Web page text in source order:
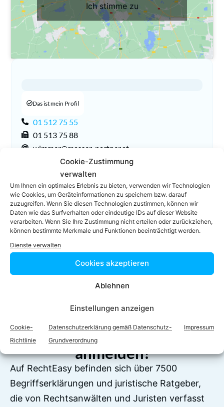
Cookie-Zustimmung
verwalten
Um Ihnen ein optimales Erlebnis zu bieten, verwenden wir Technologien
wie Cookies, um Geräteinformationen zu speichern bzw. darauf
zuzugreifen. Wenn Sie diesen Technologien zustimmen, können wir
Daten wie das Surfverhalten oder eindeutige IDs auf dieser Website
verarbeiten. Wenn Sie Ihre Zustimmung nicht erteilen oder zurückziehen,
können bestimmte Merkmale und Funktionen beeinträchtigt werden.
Dienste verwalten
Cookies akzeptieren
Ablehnen
Einstellungen anzeigen
Cookie-
Richtlinie
Datenschutzerklärung gemäß Datenschutz-
Grundverordnung
Impressum
Ich stimme zu
Das ist mein Profil
01 512 75 55
01 513 75 88
wimmer@masser-partner.at
Homepage
Facebook
Jetzt zum Newsletter
anmelden!
Auf RechtEasy befinden sich über 7500
Begriffserklärungen und juristische Ratgeber,
die von Rechtsanwälten und Juristen verfasst